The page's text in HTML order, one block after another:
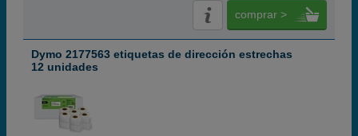
comprar >
Dymo 2177563 etiquetas de dirección estrechas
12 unidades